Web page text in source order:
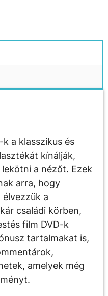
a klasszikus és
kínálják,
a nézőt. Ezek
arra, hogy
a
családi körben,
film DVD-k
tartalmakat is,
amelyek még